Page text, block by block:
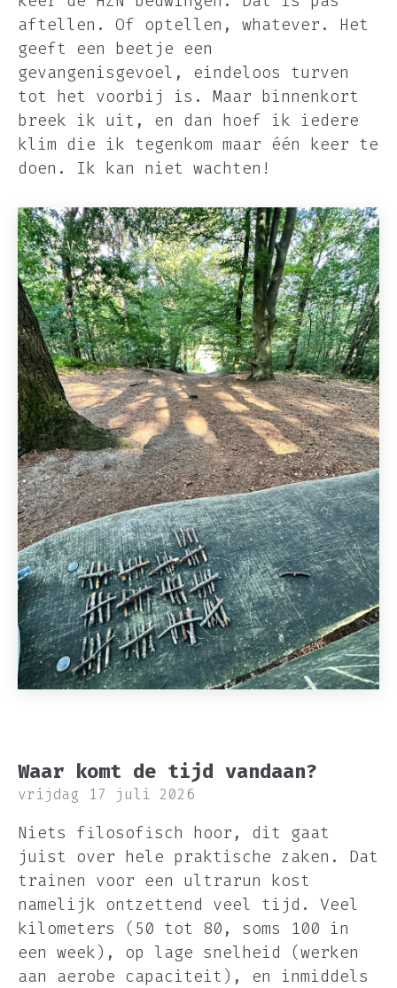
aftellen. Of optellen, whatever. Het
geeft een beetje een
gevangenisgevoel, eindeloos turven
tot het voorbij is. Maar binnenkort
breek ik uit, en dan hoef ik iedere
klim die ik tegenkom maar één keer te
doen. Ik kan niet wachten!
Waar komt de tijd vandaan?
vrijdag 17 juli 2026
Niets filosofisch hoor, dit gaat
juist over hele praktische zaken. Dat
trainen voor een ultrarun kost
namelijk ontzettend veel tijd. Veel
kilometers (50 tot 80, soms 100 in
een week), op lage snelheid (werken
aan aerobe capaciteit), en inmiddels